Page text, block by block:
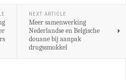
NEXT ARTICLE
Meer samenwerking
Nederlandse en Belgische
douane bij aanpak
drugssmokkel